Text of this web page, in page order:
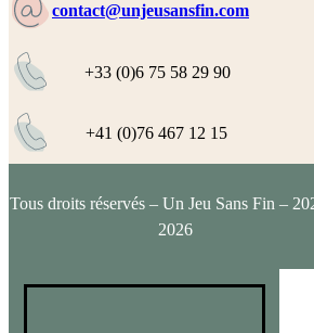
contact@unjeusansfin.com
+33 (0)6 75 58 29 90
+41 (0)76 467 12 15
Tous droits réservés – Un Jeu Sans Fin –
2026